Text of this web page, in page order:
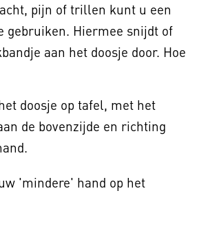
pijn of trillen kunt u een
gebruiken. Hiermee snijdt of
aan het doosje door. Hoe
doosje op tafel, met het
de bovenzijde en richting
'mindere' hand op het